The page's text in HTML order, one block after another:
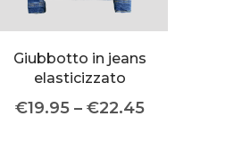
Blog
Forums
Giubbotto in jeans
elasticizzato
€19.95– €22.45